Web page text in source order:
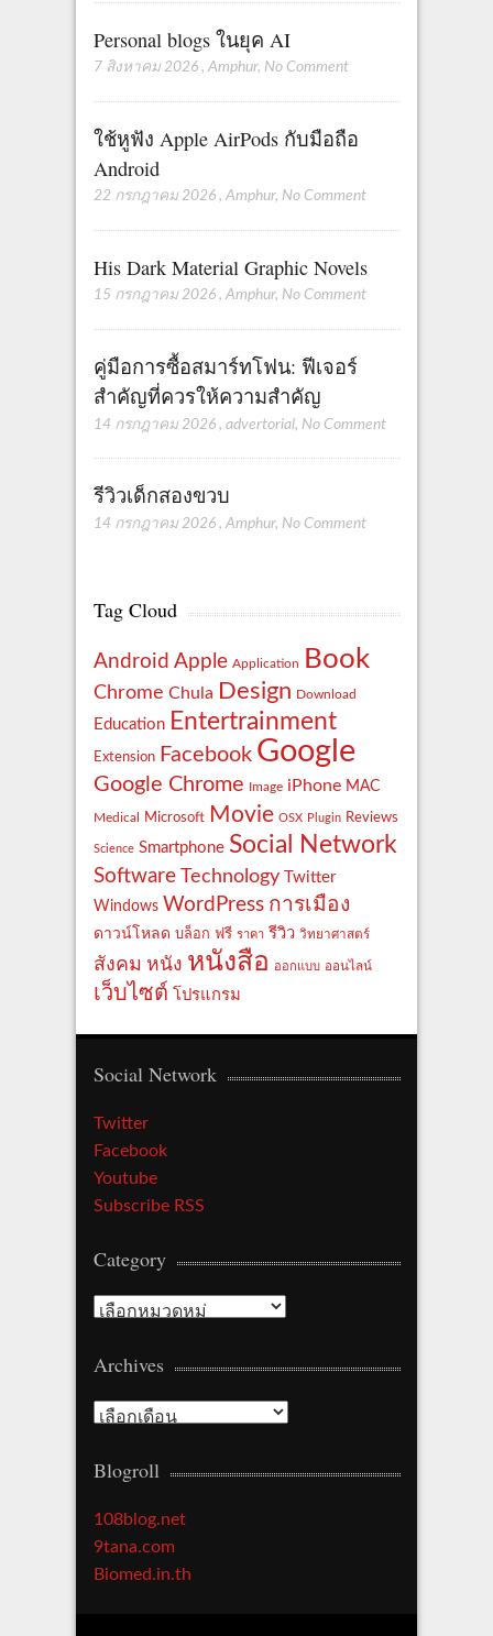
Personal blogs ในยุค AI
7 สิงหาคม 2026 , Amphur, No Comment
ใช้หูฟัง Apple AirPods กับมือถือ
Android
22 กรกฎาคม 2026 , Amphur, No Comment
His Dark Material Graphic Novels
15 กรกฎาคม 2026 , Amphur, No Comment
คู่มือการซื้อสมาร์ทโฟน: ฟีเจอร์
สำคัญที่ควรให้ความสำคัญ
14 กรกฎาคม 2026 , advertorial, No Comment
รีวิวเด็กสองขวบ
14 กรกฎาคม 2026 , Amphur, No Comment
Tag Cloud
Android Apple Application Book
Chrome Chula Design Download
Education Entertrainment
Extension Facebook Google
Google Chrome Image iPhone MAC
Medical Microsoft Movie OSX Plugin Reviews
Science Smartphone Social Network
Software Technology
Twitter
Windows WordPress การเมือง
ดาวน์โหลด บล็อก ฟรี ราคา รีวิว วิทยาศาสตร์
สังคม หนัง หนังสือ ออกแบบ ออนไลน์
เว็บไซต์ โปรแกรม
Social Network
Twitter
Facebook
Youtube
Subscribe RSS
Category
Category
Archives
Archives
Blogroll
108blog.net
9tana.com
Biomed.in.th